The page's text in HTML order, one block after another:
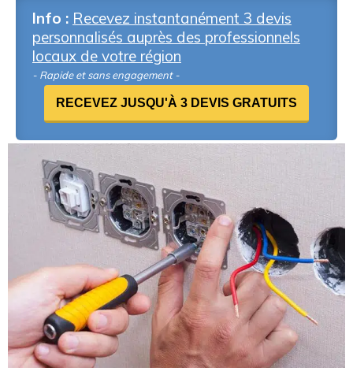
Info : Recevez instantanément 3 devis
personnalisés auprès des professionnels
locaux de votre région
- Rapide et sans engagement -
RECEVEZ JUSQU'À 3 DEVIS GRATUITS